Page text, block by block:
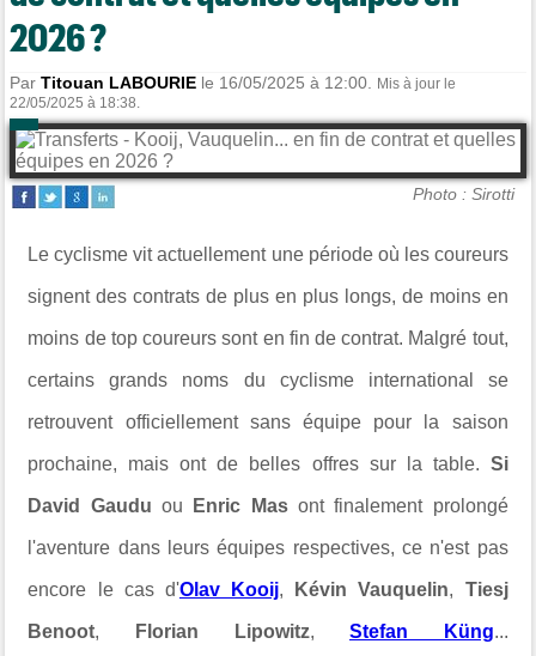
2026 ?
ParTitouan LABOURIE le 16/05/2025 à 12:00.
Mis à jour le
22/05/2025 à 18:38.
Photo : Sirotti
Le cyclisme vit actuellement une période où les coureurs
signent des contrats de plus en plus longs, de moins en
moins de top coureurs sont en fin de contrat. Malgré tout,
certains grands noms du cyclisme international se
retrouvent officiellement sans équipe pour la saison
prochaine, mais ont de belles offres sur la table. Si
David Gauduou Enric Mas ont finalement prolongé
l'aventure dans leurs équipes respectives, ce n'est pas
encore le cas d'Olav Kooij, Kévin Vauquelin, Tiesj
Benoot, Florian Lipowitz, Stefan Küng...